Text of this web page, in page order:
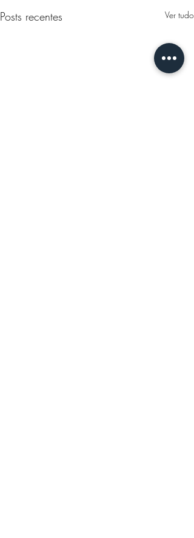
Posts recentes Ver tudo